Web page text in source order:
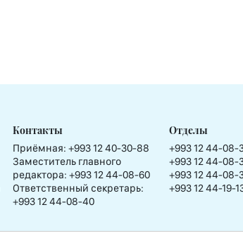
Контакты
Приёмная: +993 12 40-30-88
Заместитель главного
редактора: +993 12 44-08-60
Ответственный секретарь:
+993 12 44-08-40
Отделы
+993 12 44-08-
+993 12 44-08-
+993 12 44-08-
+993 12 44-19-